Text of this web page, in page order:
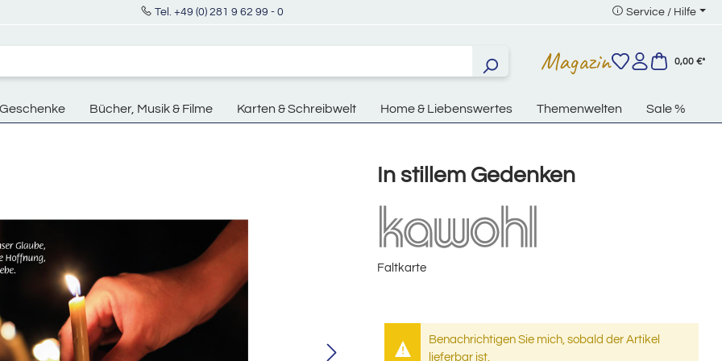
Tel. +49 (0) 281 9 62 99 - 0 Service / Hilfe
Magazin 0,00 €*
Geschenke Bücher, Musik & Filme Karten & Schreibwelt Home & Liebenswertes Themenwelten Sale %
In stillem Gedenken
Faltkarte
Benachrichtigen Sie mich, sobald der Artikel
lieferbar ist.